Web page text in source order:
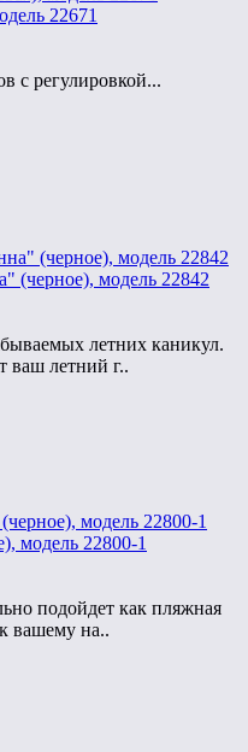
22671
с регулировкой...
(черное), модель 22842
летних каникул.
ваш летний г..
модель 22800-1
подойдет как пляжная
вашему на..